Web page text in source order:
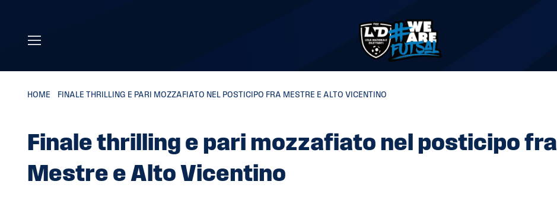
HOME FINALE THRILLING E PARI MOZZAFIATO NEL POSTICIPO FRA MESTRE E ALTO VICENTINO
Finale thrilling e pari mozzafiato nel posticipo fra
Mestre e Alto Vicentino